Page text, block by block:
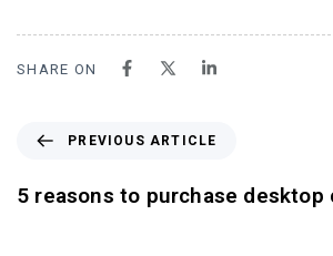
SHARE ON
PREVIOUS ARTICLE
5 reasons to purchase desktop